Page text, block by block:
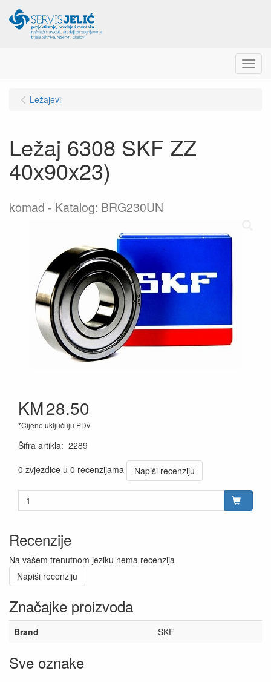
Menu
Ležajevi
Ležaj 6308 SKF ZZ
40x90x23)
komad Katalog: BRG230UN
KM28.50
*Cijene uključuju PDV
Šifra artikla: 2289
0 zvjezdice u 0 recenzijama
Napiši recenziju
Recenzije
Na vašem trenutnom jeziku nema recenzija
Napiši recenziju
Značajke proizvoda
Brand SKF
Sve oznake